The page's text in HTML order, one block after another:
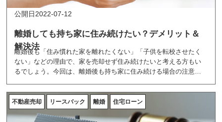
離婚しても持ち家に住み続けたい？デメリット＆
解決法
2022-07-12
離婚後も「住み慣れた家を離れたくない」「子供を転校させたく
ない」などの理由で、家を売却せず住み続けたいと考える方もい
るでしょう。今回は、離婚後も持ち家に住み続ける場合の注意点
不動産売却 リースバック 離婚 住宅ローン